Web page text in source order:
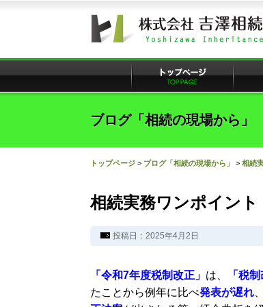
ブログ「相続の現場から」
トップページ > ブログ「相続の現場から」 > 相続
相続実務ワンポイント
投稿日：2025年4月2日
「令和7年度税制改正」 は、 「税
たことから例年に比べ発表が遅れ